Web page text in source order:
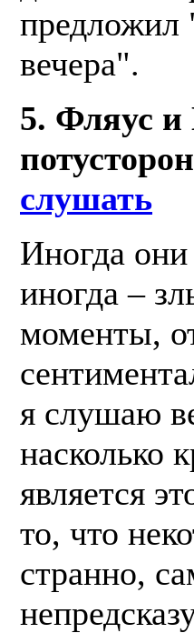
предложил
вечера".
5. Фляус
слушать
Иногда
иногда –
моменты,
я слушаю
насколько
является
то, что
странно,